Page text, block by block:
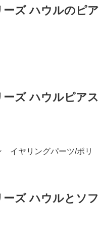
ズ ハウルのピア
ズ ハウルピアス
イヤリングパーツ/ポリ
ズ ハウルとソフ